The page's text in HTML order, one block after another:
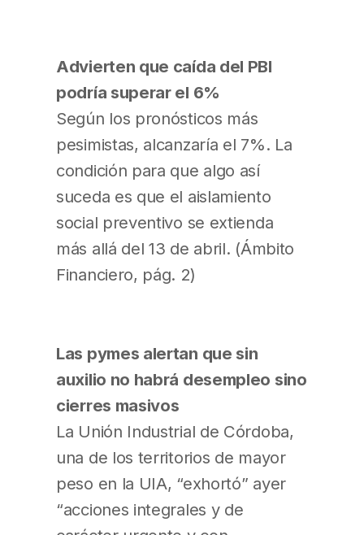
Advierten que caída del PBI
podría superar el 6%
Según los pronósticos más
pesimistas, alcanzaría el 7%. La
condición para que algo así
suceda es que el aislamiento
social preventivo se extienda
más allá del 13 de abril. (Ámbito
Financiero, pág. 2)
Las pymes alertan que sin
auxilio no habrá desempleo sino
cierres masivos
La Unión Industrial de Córdoba,
una de los territorios de mayor
peso en la UIA, “exhortó” ayer
“acciones integrales y de